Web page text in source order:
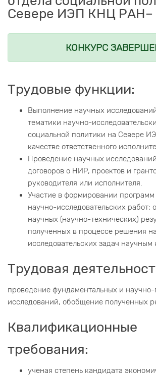
Севере ИЭП КНЦ РАН–
КОНКУРС
Трудовые функции:
Выполнение научных
тематики научно-
социальной политики на Севере
качестве ответственного
Проведение научных
договоров о НИР, проектов и
руководителя или исполнителя.
Участие в формировании
научно-исследовательских работ;
научных (научно-технических)
полученных в процессе решения
исследовательских задач научным
Трудовая
проведение фундаментальных и научно-
исследований, обобщение полученных
Квалификационные
требования:
ученая степень кандидата